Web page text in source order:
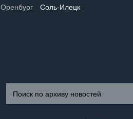
Оренбург Соль-Илецк